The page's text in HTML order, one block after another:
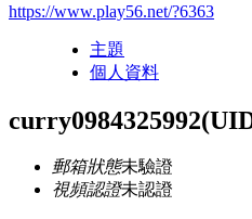
https://www.play56.net/?6363
主題
個人資料
curry0984325992
郵箱狀態未驗證
視頻認證未認證